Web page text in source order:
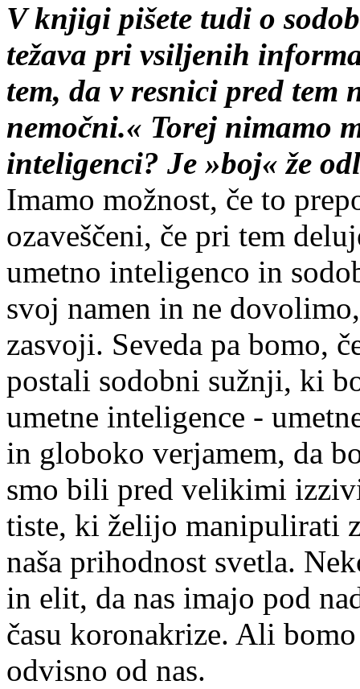
V knjigi pišete tudi o
težava pri vsiljenih
tem, da v resnici pred tem
nemočni.« Torej nimamo
inteligenci? Je »boj« že
Imamo možnost, če to
ozaveščeni, če pri tem
umetno inteligenco in
svoj namen in ne
zasvoji. Seveda pa bomo,
postali sodobni sužnji, ki
umetne inteligence -
in globoko verjamem, da
smo bili pred velikimi
tiste, ki želijo manipulirati
naša prihodnost svetla.
in elit, da nas imajo pod
času koronakrize. Ali
odvisno od nas.